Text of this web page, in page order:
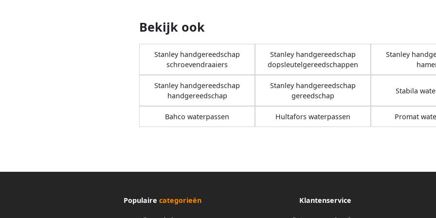
Bekijk ook
Stanley handgereedschap
schroevendraaiers
Stanley handgereedschap
dopsleutelgereedschappen
Stanley
Stanley handgereedschap
handgereedschap
Stanley handgereedschap
gereedschap
Stabila
Bahco waterpassen Hultafors waterpassen Promat
Populaire categorieën Klantenservice